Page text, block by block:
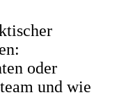
oder
und wie